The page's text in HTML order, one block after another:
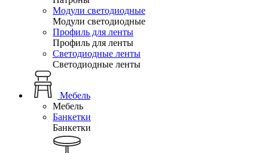
Модули светодиодные
Модули светодиодные
Профиль для ленты
Профиль для ленты
Светодиодные ленты
Светодиодные ленты
Мебель
Мебель
Банкетки
Банкетки